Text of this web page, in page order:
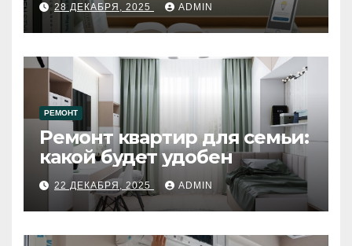
28 ДЕКАБРЯ, 2025 ADMIN
РЕМОНТ
Ремонт квартир для семьи:
какой будет удобен
22 ДЕКАБРЯ, 2025 ADMIN